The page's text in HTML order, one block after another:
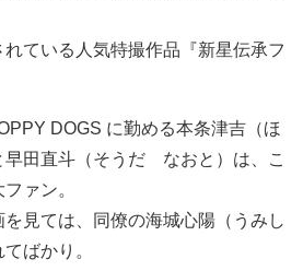
ている人気特撮作品『新星伝承フ
DOGS に勤める本条津吉（ほ
田直斗（そうだ なおと）は、こ
ァン。
見ては、同僚の海城心陽（うみし
ばかり。